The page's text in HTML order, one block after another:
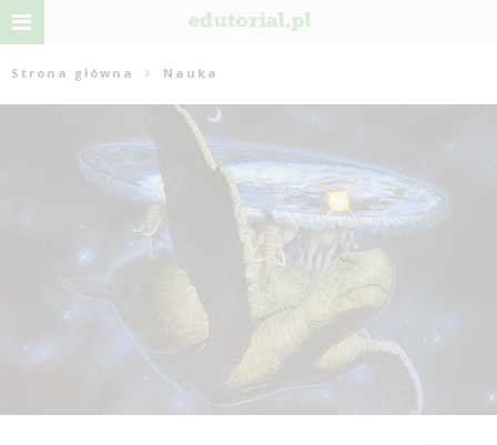
Strona główna Nauka